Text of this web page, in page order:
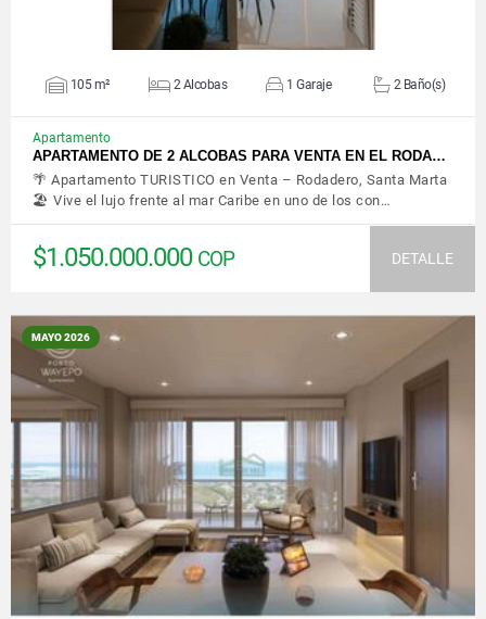
105 m² 2 Alcobas 1 Garaje 2 Baño(s)
Apartamento
APARTAMENTO DE 2 ALCOBAS PARA VENTA EN EL RODA…
🌴 Apartamento TURISTICO en Venta – Rodadero, Santa Marta
🏖️ Vive el lujo frente al mar Caribe en uno de los con…
$1.050.000.000 COP DETALLE
MAYO 2026
VER DETALLES